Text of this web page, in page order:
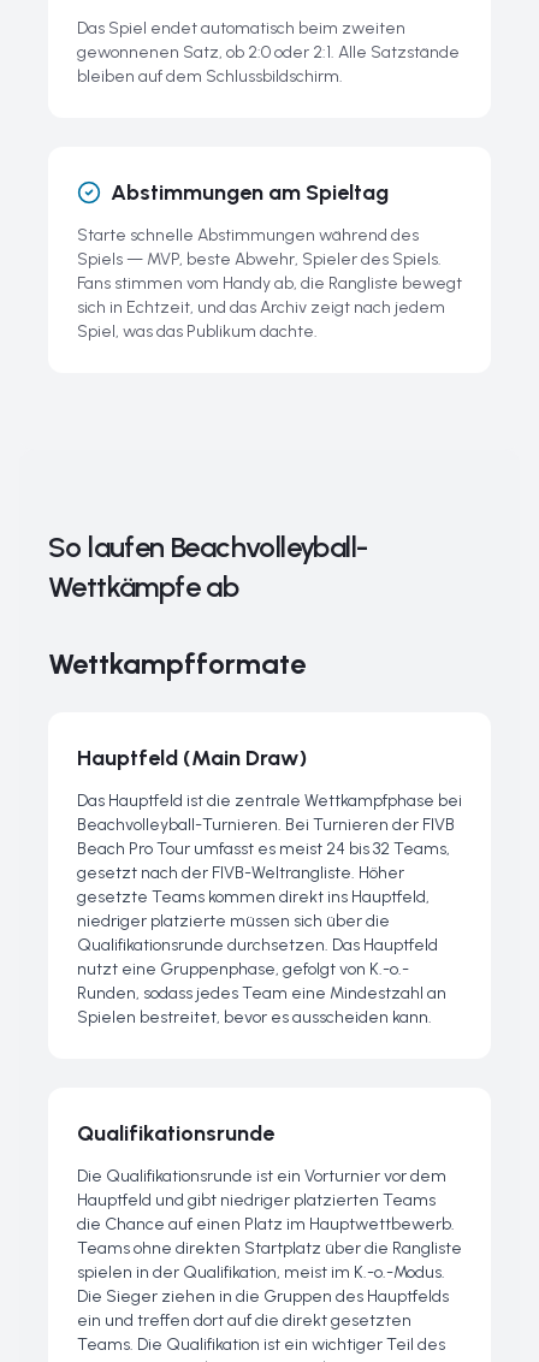
Das Spiel endet automatisch beim zweiten
gewonnenen Satz, ob 2:0 oder 2:1. Alle Satzstände
bleiben auf dem Schlussbildschirm.
Abstimmungen am Spieltag
Starte schnelle Abstimmungen während des
Spiels — MVP, beste Abwehr, Spieler des Spiels.
Fans stimmen vom Handy ab, die Rangliste bewegt
sich in Echtzeit, und das Archiv zeigt nach jedem
Spiel, was das Publikum dachte.
So laufen Beachvolleyball-
Wettkämpfe ab
Wettkampfformate
Hauptfeld (Main Draw)
Das Hauptfeld ist die zentrale Wettkampfphase bei
Beachvolleyball-Turnieren. Bei Turnieren der FIVB
Beach Pro Tour umfasst es meist 24 bis 32 Teams,
gesetzt nach der FIVB-Weltrangliste. Höher
gesetzte Teams kommen direkt ins Hauptfeld,
niedriger platzierte müssen sich über die
Qualifikationsrunde durchsetzen. Das Hauptfeld
nutzt eine Gruppenphase, gefolgt von K.-o.-
Runden, sodass jedes Team eine Mindestzahl an
Spielen bestreitet, bevor es ausscheiden kann.
Qualifikationsrunde
Die Qualifikationsrunde ist ein Vorturnier vor dem
Hauptfeld und gibt niedriger platzierten Teams
die Chance auf einen Platz im Hauptwettbewerb.
Teams ohne direkten Startplatz über die Rangliste
spielen in der Qualifikation, meist im K.-o.-Modus.
Die Sieger ziehen in die Gruppen des Hauptfelds
ein und treffen dort auf die direkt gesetzten
Teams. Die Qualifikation ist ein wichtiger Teil des